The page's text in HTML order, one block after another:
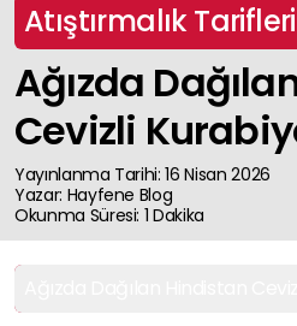
Atıştırmalık Tarifleri
Ağızda
Cevizli
Yayınlanma Tarihi: 16 Nisan 2026
Yazar: Hayfene Blog
Okunma Süresi: 1 Dakika